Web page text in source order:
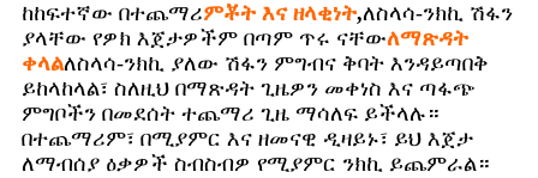
ከከፍተኛው በተጨማሪምቾት እና ዘላቂነት,ለስላሳ-ንክኪ ሽፋን
ያላቸው የዎክ እጀታዎችም በጣም ጥሩ ናቸውለማጽዳት
ቀላልለስላሳ-ንክኪ ያለው ሽፋን ምግብና ቅባት እንዳይጣበቅ
ይከላከላል፣ ስለዚህ በማጽዳት ጊዜዎን መቀነስ እና ጣፋጭ
ምግቦችን በመደሰት ተጨማሪ ጊዜ ማሳለፍ ይችላሉ።
በተጨማሪም፣ በሚያምር እና ዘመናዊ ዲዛይኑ፣ ይህ እጀታ
ለማብሰያ ዕቃዎች ስብስብዎ የሚያምር ንክኪ ይጨምራል።